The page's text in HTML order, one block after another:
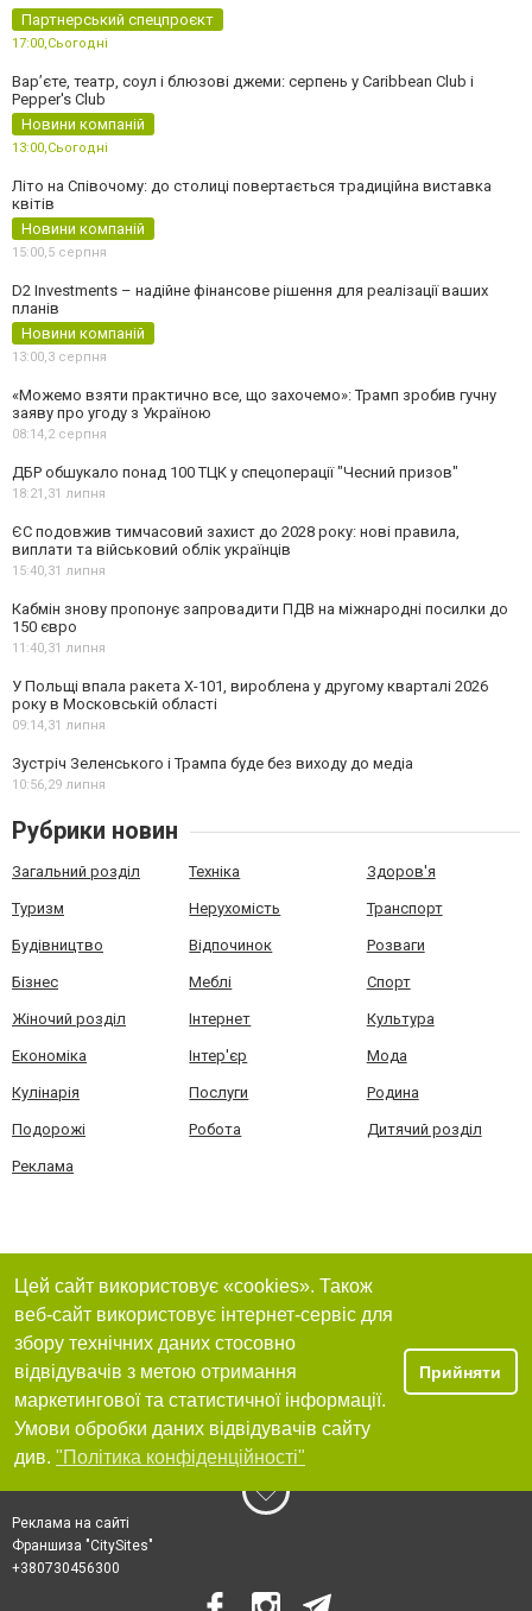
Партнерський спецпроєкт
17:00, Сьогодні
Вар’єте, театр, соул і блюзові джеми: серпень у Caribbean Club і
Pepper's Club
Новини компаній
13:00, Сьогодні
Літо на Співочому: до столиці повертається традиційна виставка
квітів
Новини компаній
15:00, 5 серпня
D2 Investments – надійне фінансове рішення для реалізації ваших
планів
Новини компаній
13:00, 3 серпня
«Можемо взяти практично все, що захочемо»: Трамп зробив гучну
заяву про угоду з Україною
08:14, 2 серпня
ДБР обшукало понад 100 ТЦК у спецоперації "Чесний призов"
18:21, 31 липня
ЄС подовжив тимчасовий захист до 2028 року: нові правила,
виплати та військовий облік українців
15:40, 31 липня
Кабмін знову пропонує запровадити ПДВ на міжнародні посилки до
150 євро
11:40, 31 липня
У Польщі впала ракета Х-101, вироблена у другому кварталі 2026
року в Московській області
09:14, 31 липня
Зустріч Зеленського і Трампа буде без виходу до медіа
10:56, 29 липня
Рубрики новин
Загальний розділ Техніка Здоров'я
Туризм Нерухомість Транспорт
Будівництво Відпочинок Розваги
Бізнес Меблі Спорт
Жіночий розділ Інтернет Культура
Економіка Інтер'єр Мода
Кулінарія Послуги Родина
Подорожі Робота Дитячий розділ
Реклама
Цей сайт використовує «cookies». Також
веб-сайт використовує інтернет-сервіс для
збору технічних даних стосовно
відвідувачів з метою отримання
маркетингової та статистичної інформації.
Умови обробки даних відвідувачів сайту
див. "Політика конфіденційності"
Прийняти
Реклама на сайті
Франшиза "CitySites"
+380730456300